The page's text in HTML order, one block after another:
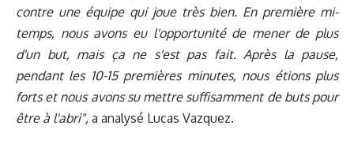
contre une équipe qui joue très bien. En première mi-
temps, nous avons eu l'opportunité de mener de plus
d'un but, mais ça ne s'est pas fait. Après la pause,
pendant les 10-15 premières minutes, nous étions plus
forts et nous avons su mettre suffisamment de buts pour
être à l'abri", a analysé Lucas Vazquez.